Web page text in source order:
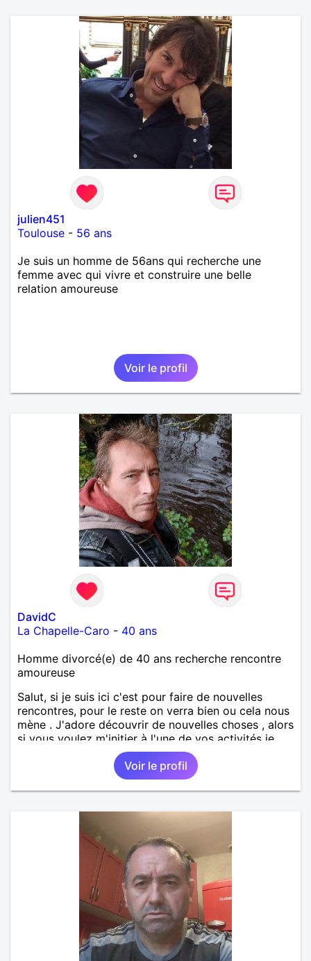
julien451
Toulouse - 56 ans
Je suis un homme de 56ans qui recherche une
femme avec qui vivre et construire une belle
relation amoureuse
Voir le profil
DavidC
La Chapelle-Caro - 40 ans
Homme divorcé(e) de 40 ans recherche rencontre
amoureuse
Salut, si je suis ici c'est pour faire de nouvelles
rencontres, pour le reste on verra bien ou cela nous
mène . J'adore découvrir de nouvelles choses , alors
si vous voulez m'initier à l'une de vos activités je
Voir le profil